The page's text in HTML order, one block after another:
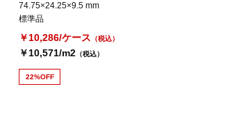
74.75×24.25×9.5 mm
標準品
￥10,286/ケース （税込）
￥10,571/m2 （税込）
22%OFF